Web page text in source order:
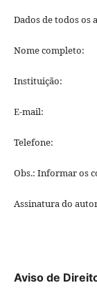
Dados de todos os
Nome completo:
Instituição:
E-mail:
Telefone:
Obs.: Informar os
Assinatura do autor
Aviso de